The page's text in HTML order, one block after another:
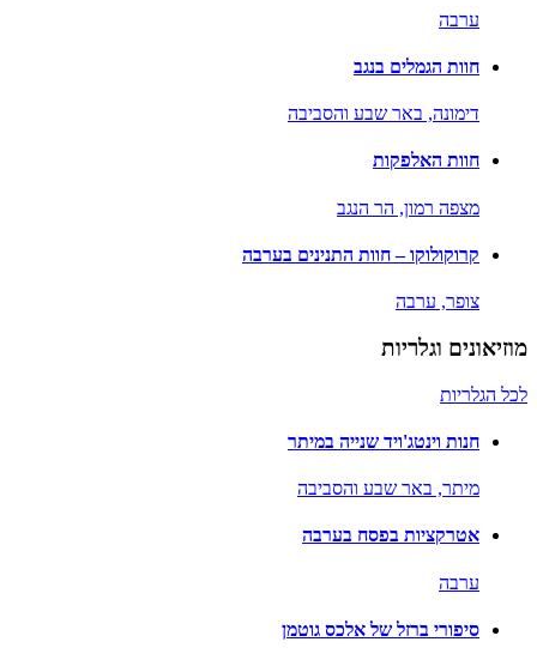
ערבה
חוות הגמלים בנגב
דימונה, באר שבע והסביבה
חוות האלפקות
מצפה רמון, הר הנגב
קרוקולוקו – חוות התנינים בערבה
צופר, ערבה
מוזיאונים וגלריות
לכל הגלריות
חנות וינטג'ויד שנייה במיתר
מיתר, באר שבע והסביבה
אטרקציות בפסח בערבה
ערבה
סיפורי ברזל של אלכס גוטמן